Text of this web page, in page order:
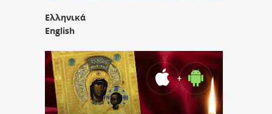
Ελληνικά
English